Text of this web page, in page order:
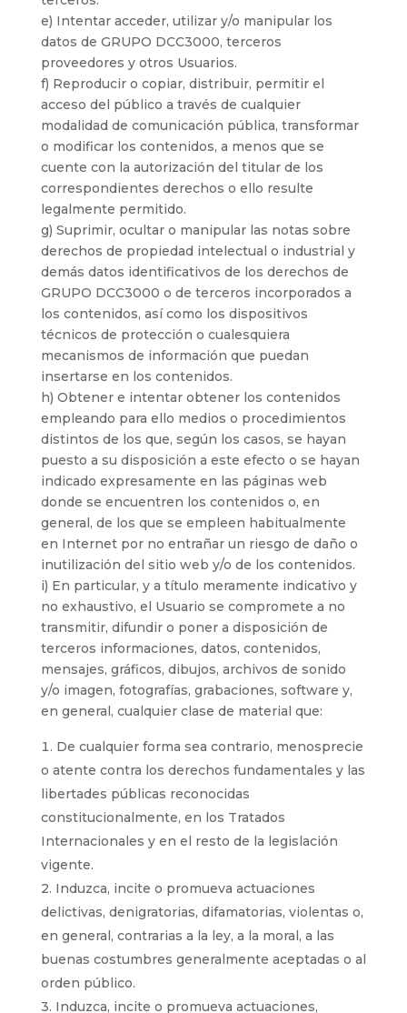
e) Intentar acceder, utilizar y/o manipular los
datos de GRUPO DCC3000, terceros
proveedores y otros Usuarios.
f) Reproducir o copiar, distribuir, permitir el
acceso del público a través de cualquier
modalidad de comunicación pública, transformar
o modificar los contenidos, a menos que se
cuente con la autorización del titular de los
correspondientes derechos o ello resulte
legalmente permitido.
g) Suprimir, ocultar o manipular las notas sobre
derechos de propiedad intelectual o industrial y
demás datos identificativos de los derechos de
GRUPO DCC3000 o de terceros incorporados a
los contenidos, así como los dispositivos
técnicos de protección o cualesquiera
mecanismos de información que puedan
insertarse en los contenidos.
h) Obtener e intentar obtener los contenidos
empleando para ello medios o procedimientos
distintos de los que, según los casos, se hayan
puesto a su disposición a este efecto o se hayan
indicado expresamente en las páginas web
donde se encuentren los contenidos o, en
general, de los que se empleen habitualmente
en Internet por no entrañar un riesgo de daño o
inutilización del sitio web y/o de los contenidos.
i) En particular, y a título meramente indicativo y
no exhaustivo, el Usuario se compromete a no
transmitir, difundir o poner a disposición de
terceros informaciones, datos, contenidos,
mensajes, gráficos, dibujos, archivos de sonido
y/o imagen, fotografías, grabaciones, software y,
en general, cualquier clase de material que:
De cualquier forma sea contrario, menosprecie
o atente contra los derechos fundamentales y las
libertades públicas reconocidas
constitucionalmente, en los Tratados
Internacionales y en el resto de la legislación
vigente.
2. Induzca, incite o promueva actuaciones
delictivas, denigratorias, difamatorias, violentas o,
en general, contrarias a la ley, a la moral, a las
buenas costumbres generalmente aceptadas o al
orden público.
3. Induzca, incite o promueva actuaciones,